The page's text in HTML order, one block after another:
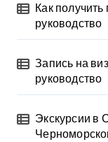
Как
руководство
Запись на
руководство
Экскурсии в